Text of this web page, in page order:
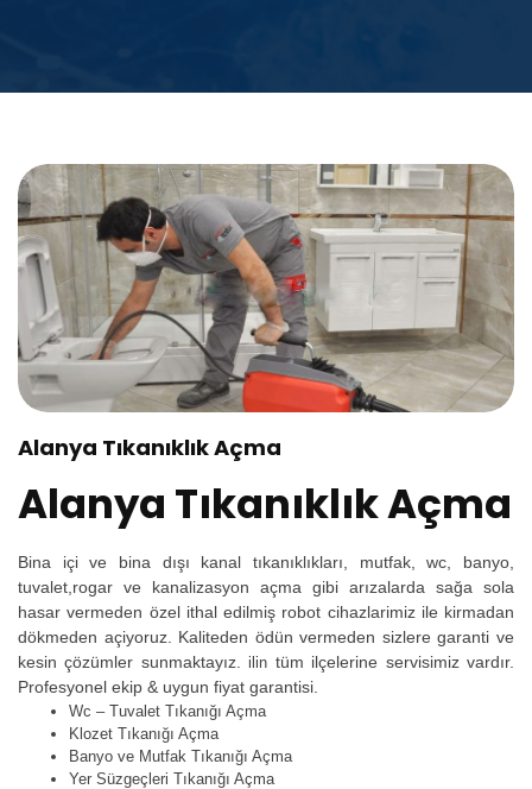
Alanya Tıkanıklık Açma
Alanya Tıkanıklık Açma
Bina içi ve bina dışı kanal tıkanıklıkları, mutfak, wc, banyo,
tuvalet,rogar ve kanalizasyon açma gibi arızalarda sağa sola
hasar vermeden özel ithal edilmiş robot cihazlarimiz ile kirmadan
dökmeden açiyoruz. Kaliteden ödün vermeden sizlere garanti ve
kesin çözümler sunmaktayız.ilin tüm ilçelerine servisimiz vardır.
Profesyonel ekip & uygun fiyat garantisi.
Wc – Tuvalet Tıkanığı Açma
Klozet Tıkanığı Açma
Banyo ve Mutfak Tıkanığı Açma
Yer Süzgeçleri Tıkanığı Açma